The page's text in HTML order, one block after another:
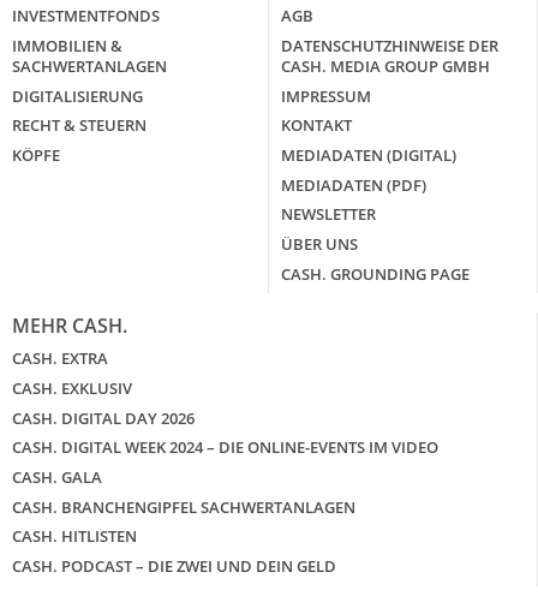
INVESTMENTFONDS
IMMOBILIEN &
SACHWERTANLAGEN
DIGITALISIERUNG
RECHT & STEUERN
KÖPFE
AGB
DATENSCHUTZHINWEISE DER
CASH. MEDIA GROUP GMBH
IMPRESSUM
KONTAKT
MEDIADATEN (DIGITAL)
MEDIADATEN (PDF)
NEWSLETTER
ÜBER UNS
CASH. GROUNDING PAGE
MEHR CASH.
CASH. EXTRA
CASH. EXKLUSIV
CASH. DIGITAL DAY 2026
CASH. DIGITAL WEEK 2024 – DIE ONLINE-EVENTS IM VIDEO
CASH. GALA
CASH. BRANCHENGIPFEL SACHWERTANLAGEN
CASH. HITLISTEN
CASH. PODCAST – DIE ZWEI UND DEIN GELD